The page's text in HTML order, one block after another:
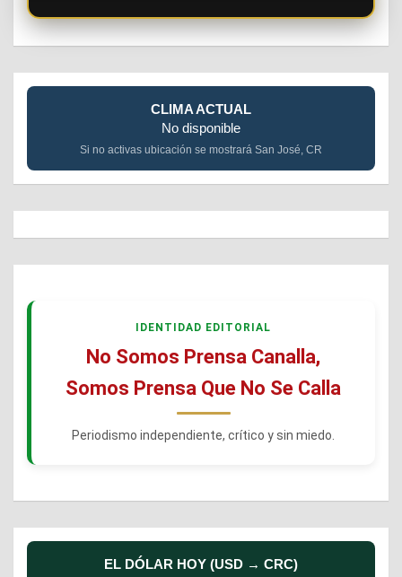
CLIMA ACTUAL
No disponible
Si no activas ubicación se mostrará San José, CR
IDENTIDAD EDITORIAL
No Somos Prensa Canalla,
Somos Prensa Que No Se Calla
Periodismo independiente, crítico y sin miedo.
EL DÓLAR HOY (USD → CRC)